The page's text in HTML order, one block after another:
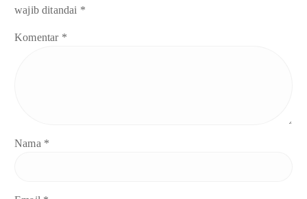
wajib ditandai *
Komentar *
Nama *